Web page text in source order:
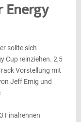
Energy
sollte sich
Cup reinziehen. 2,5
Vorstellung mit
Jeff Emig und
Finalrennen